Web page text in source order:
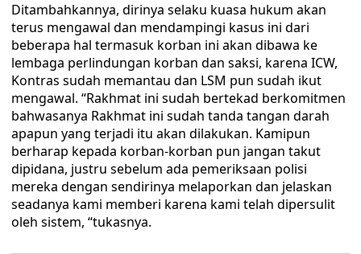
Ditambahkannya, dirinya selaku kuasa hukum akan
terus mengawal dan mendampingi kasus ini dari
beberapa hal termasuk korban ini akan dibawa ke
lembaga perlindungan korban dan saksi, karena ICW,
Kontras sudah memantau dan LSM pun sudah ikut
mengawal. “Rakhmat ini sudah bertekad berkomitmen
bahwasanya Rakhmat ini sudah tanda tangan darah
apapun yang terjadi itu akan dilakukan. Kamipun
berharap kepada korban-korban pun jangan takut
dipidana, justru sebelum ada pemeriksaan polisi
mereka dengan sendirinya melaporkan dan jelaskan
seadanya kami memberi karena kami telah dipersulit
oleh sistem, “tukasnya.